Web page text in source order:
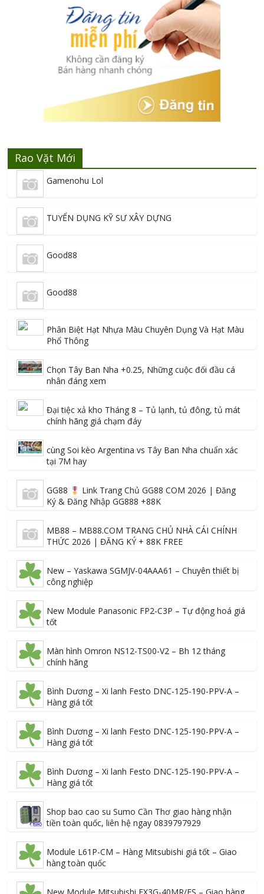
Rao Vặt Mới
Gamenohu Lol
TUYỂN DỤNG KỸ SƯ XÂY DỰNG
Good88
Good88
Phân Biệt Hạt Nhựa Màu Chuyên Dụng Và Hạt Màu
Phổ Thông
Chọn Tây Ban Nha +0.25, Những cuộc đối đầu cá
nhân đáng xem
Đại tiệc xả kho Tháng 8 – Tủ lạnh, tủ đông, tủ mát
chính hãng giá chạm đáy
cùng Soi kèo Argentina vs Tây Ban Nha chuẩn xác
tại 7M hay
GG88
Link Trang Chủ GG88 COM 2026 | Đăng
Ký & Đăng Nhập GG888 +88K
MB88 – MB88.COM TRANG CHỦ NHÀ CÁI CHÍNH
THỨC 2026 | ĐĂNG KÝ + 88K FREE
New – Yaskawa SGMJV-04AAA61 – Chuyên thiết bị
công nghiệp
New Module Panasonic FP2-C3P – Tự động hoá giá
tốt
Màn hình Omron NS12-TS00-V2 – Bh 12 tháng
chính hãng
Bình Dương – Xi lanh Festo DNC-125-190-PPV-A –
Hàng giá tốt
Bình Dương – Xi lanh Festo DNC-125-190-PPV-A –
Hàng giá tốt
Bình Dương – Xi lanh Festo DNC-125-190-PPV-A –
Hàng giá tốt
Shop bao cao su Sumo Cần Thơ giao hàng nhận
tiền toàn quốc, liên hệ ngay 0839797929
Module L61P-CM – Hàng Mitsubishi giá tốt – Giao
hàng toàn quốc